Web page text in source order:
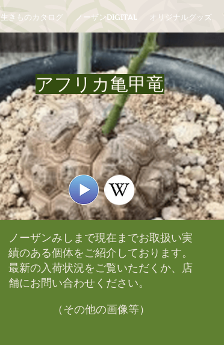
生きものカタログ ノーザンDIGITAL オリジナルグッズ
アフリカ亀甲竜
ノーザンみしまで現在までお取扱い実
績のある個体をご紹介しております。​
最新の入荷状況をご覧いただくか、店
舗にお問い合わせください。​
（その他の画像等）